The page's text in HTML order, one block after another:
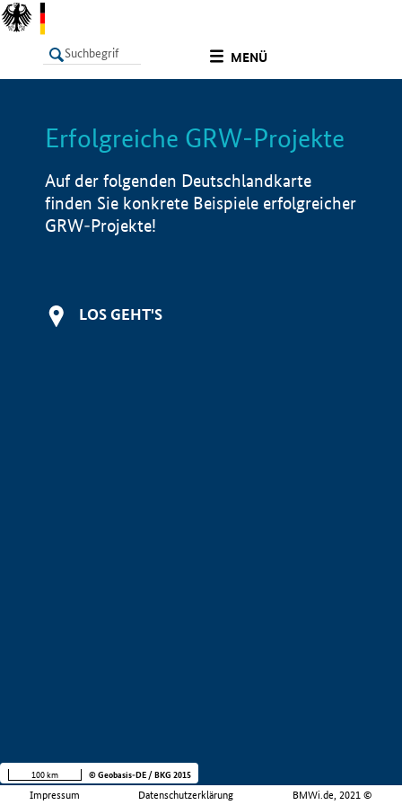
MENÜ
LISTE Info
Erfolgreiche GRW-Projekte
Auf der folgenden Deutschlandkarte
finden Sie konkrete Beispiele erfolgreicher
GRW-Projekte!
LOS GEHT'S
Impressum Datenschutzerklärung BMWi.de, 2021 ©
100 km © Geobasis-DE / BKG 2015